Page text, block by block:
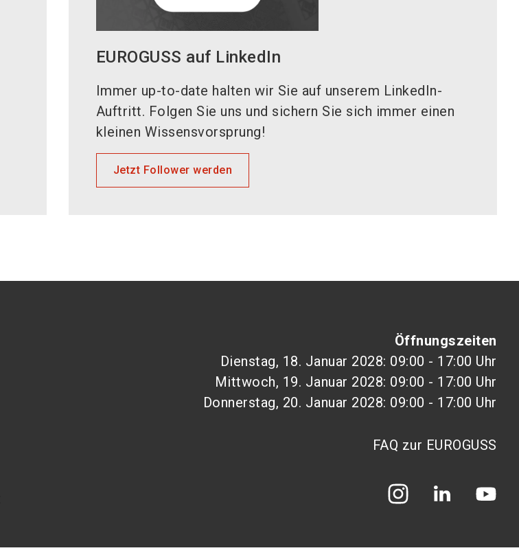
EUROGUSS auf LinkedIn
Immer up-to-date halten wir Sie auf unserem LinkedIn-
Auftritt. Folgen Sie uns und sichern Sie sich immer einen
kleinen Wissensvorsprung!
Jetzt Follower werden
Öffnungszeiten
Dienstag, 18. Januar 2028: 09:00 - 17:00 Uhr
Mittwoch, 19. Januar 2028: 09:00 - 17:00 Uhr
Donnerstag, 20. Januar 2028: 09:00 - 17:00 Uhr
FAQ zur EUROGUSS